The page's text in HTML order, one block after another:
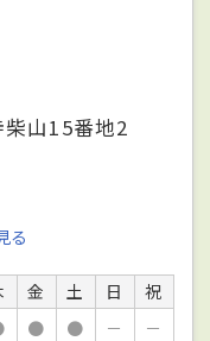
山15番地2
る
金 土 日
祝
● ● －
－